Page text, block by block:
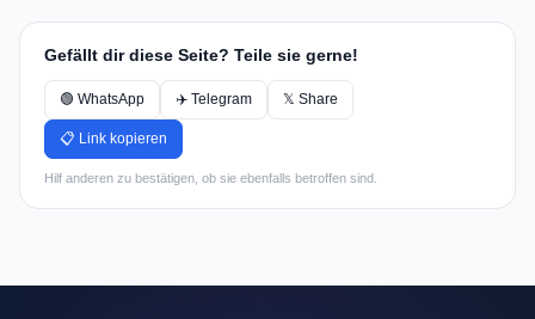
Gefällt dir diese Seite? Teile sie gerne!
🟢 WhatsApp ✈️ Telegram 𝕏 Share
📋 Link kopieren
Hilf anderen zu bestätigen, ob sie ebenfalls betroffen sind.